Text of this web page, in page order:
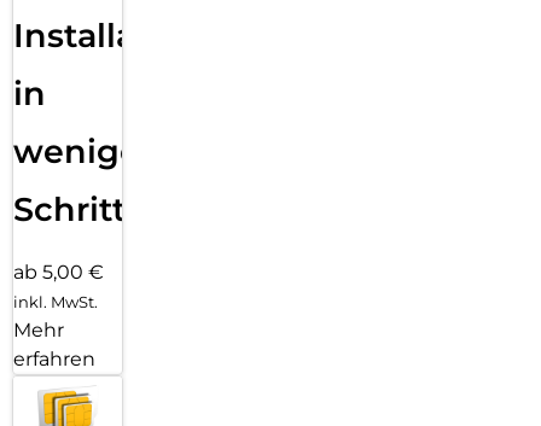
Installation
in
wenigen
Schritten
ab 5,00 €
inkl. MwSt.
Mehr
erfahren